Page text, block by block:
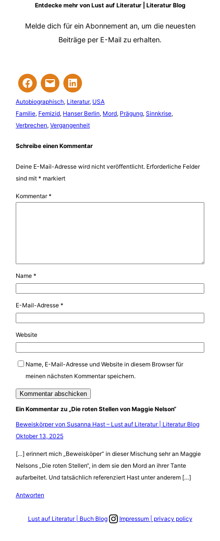
Entdecke mehr von Lust auf Literatur | Literatur Blog
Melde dich für ein Abonnement an, um die neuesten
Beiträge per E-Mail zu erhalten.
Autobiographisch, Literatur, USA
Familie, Femizid, Hanser Berlin, Mord, Prägung, Sinnkrise
Verbrechen, Vergangenheit
Schreibe einen Kommentar
Deine E-Mail-Adresse wird nicht veröffentlicht. Erforderliche Felder
sind mit * markiert
Kommentar*
Name *
E-Mail-Adresse *
Website
Name, E-Mail-Adresse und Website in diesem Browser für
meinen nächsten Kommentar speichern.
Ein Kommentar zu „Die roten Stellen von Maggie Nelson“
Beweiskörper von Susanna Hast – Lust auf Literatur | Literatur Blog
Oktober 13, 2025
[…] erinnert mich „Beweisköper“ in dieser Mischung sehr an Maggie
Nelsons „Die roten Stellen“, in dem sie den Mord an ihrer Tante
aufarbeitet. Und tatsächlich referenziert Hast unter anderem […]
Antworten
Lust auf Literatur | Buch BlogLink zum Instagram Account
Impressum | privacy policy